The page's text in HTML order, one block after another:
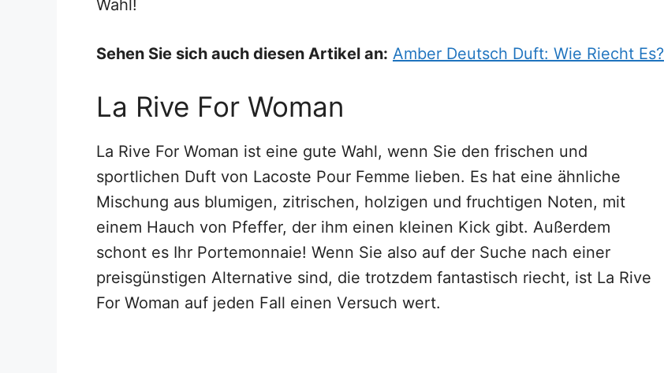
Wahl!
Sehen Sie sich auch diesen Artikel an: Amber Deutsch Duft: Wie Riecht Es?
La Rive For Woman
La Rive For Woman ist eine gute Wahl, wenn Sie den frischen und
sportlichen Duft von Lacoste Pour Femme lieben. Es hat eine ähnliche
Mischung aus blumigen, zitrischen, holzigen und fruchtigen Noten, mit
einem Hauch von Pfeffer, der ihm einen kleinen Kick gibt. Außerdem
schont es Ihr Portemonnaie! Wenn Sie also auf der Suche nach einer
preisgünstigen Alternative sind, die trotzdem fantastisch riecht, ist La Rive
For Woman auf jeden Fall einen Versuch wert.